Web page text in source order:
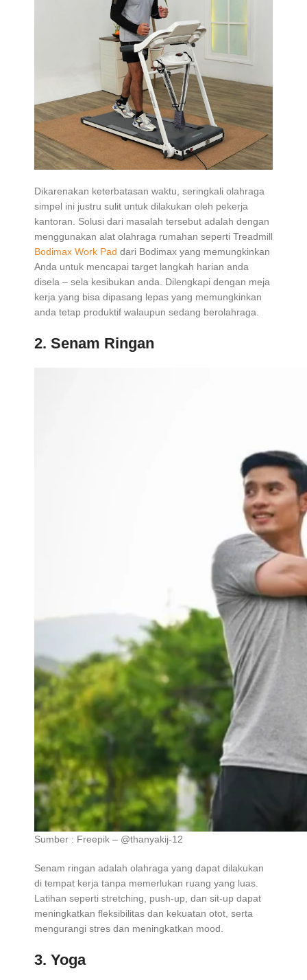
Dikarenakan keterbatasan waktu, seringkali olahraga
simpel ini justru sulit untuk dilakukan oleh pekerja
kantoran. Solusi dari masalah tersebut adalah dengan
menggunakan alat olahraga rumahan seperti Treadmill
Bodimax Work Pad dari Bodimax yang memungkinkan
Anda untuk mencapai target langkah harian anda
disela – sela kesibukan anda. Dilengkapi dengan meja
kerja yang bisa dipasang lepas yang memungkinkan
anda tetap produktif walaupun sedang berolahraga.
2. Senam Ringan
Sumber : Freepik – @thanyakij-12
Senam ringan adalah olahraga yang dapat dilakukan
di tempat kerja tanpa memerlukan ruang yang luas.
Latihan seperti stretching, push-up, dan sit-up dapat
meningkatkan fleksibilitas dan kekuatan otot, serta
mengurangi stres dan meningkatkan mood.
3. Yoga